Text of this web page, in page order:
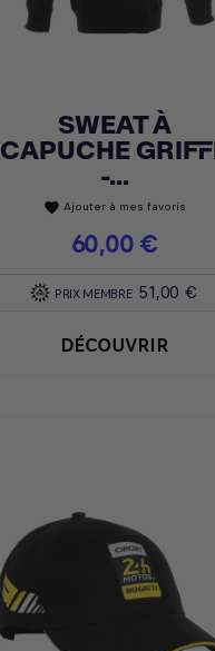
Achat express
SWEAT À
CAPUCHE
-...
favorite Ajouter à mes favoris
Prix
60,00 €
PRIX MEMBRE 51,00 €
DÉCOUVRIR